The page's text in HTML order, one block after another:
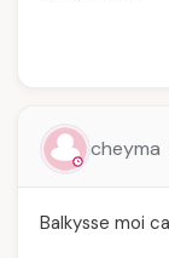
cheyma
Balkysse moi